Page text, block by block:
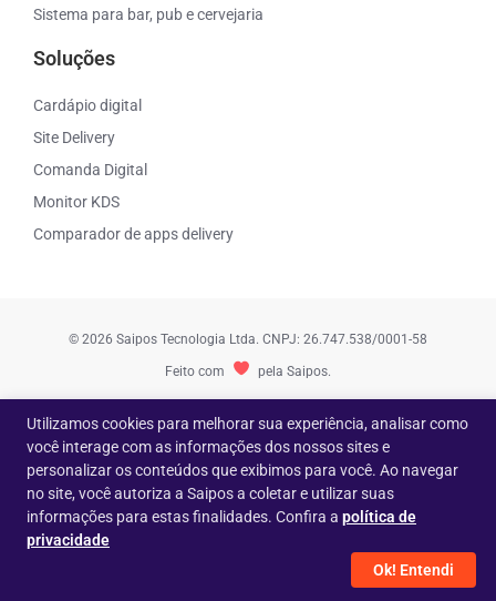
BAIXE GRÁTIS: Conservação de alimentos
de forma correta!
Sistema para bar, pub e cervejaria
Soluções
Cardápio digital
Site Delivery
Comanda Digital
Monitor KDS
Comparador de apps delivery
© 2026 Saipos Tecnologia Ltda. CNPJ: 26.747.538/0001-58
Feito com pela Saipos.
Utilizamos cookies para melhorar sua experiência, analisar como
você interage com as informações dos nossos sites e
personalizar os conteúdos que exibimos para você. Ao navegar
no site, você autoriza a Saipos a coletar e utilizar suas
informações para estas finalidades. Confira a política de
privacidade
Ok! Entendi